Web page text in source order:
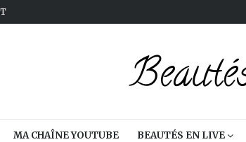
MA CHAÎNE YOUTUBE BEAUTÉS EN LIVE